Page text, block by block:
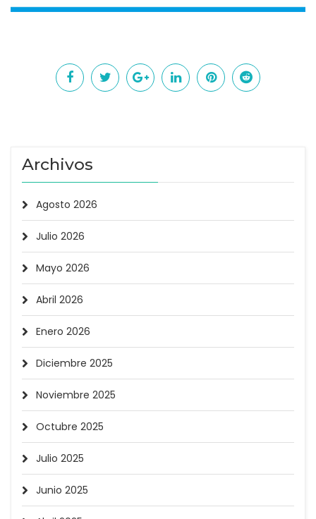
Archivos
Agosto 2026
Julio 2026
Mayo 2026
Abril 2026
Enero 2026
Diciembre 2025
Noviembre 2025
Octubre 2025
Julio 2025
Junio 2025